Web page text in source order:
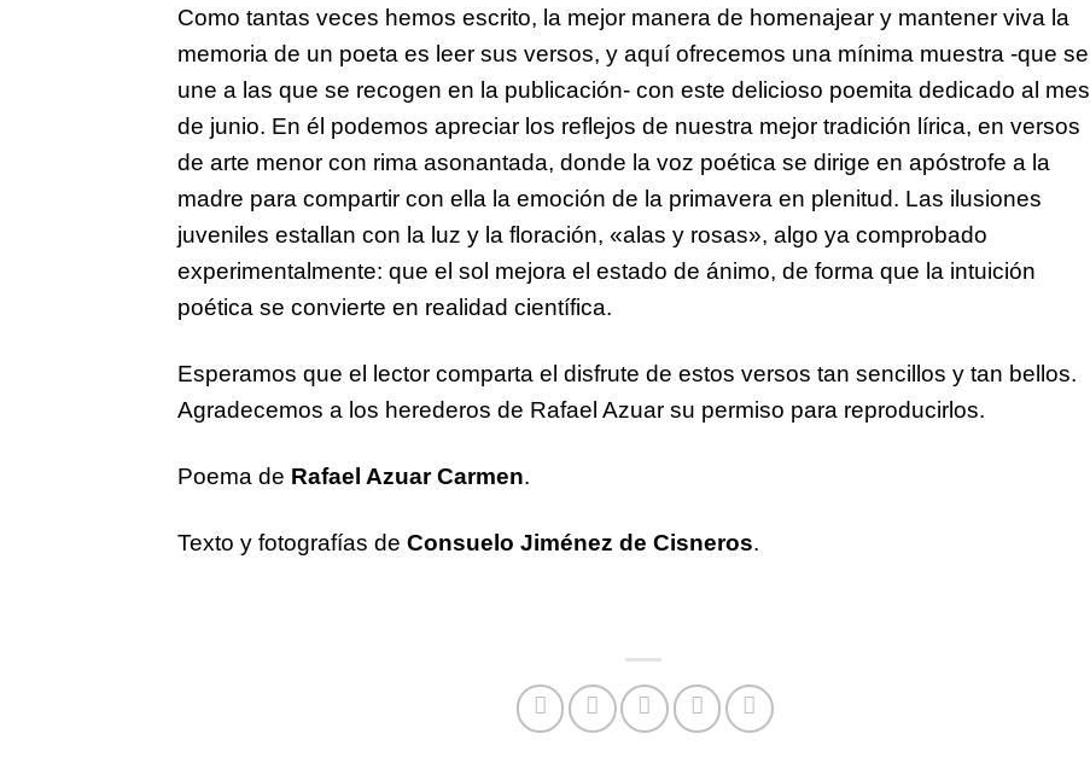
Como tantas veces hemos escrito, la mejor manera de homenajear y mantener viva la
memoria de un poeta es leer sus versos, y aquí ofrecemos una mínima muestra -que se
une a las que se recogen en la publicación- con este delicioso poemita dedicado al mes
de junio. En él podemos apreciar los reflejos de nuestra mejor tradición lírica, en versos
de arte menor con rima asonantada, donde la voz poética se dirige en apóstrofe a la
madre para compartir con ella la emoción de la primavera en plenitud. Las ilusiones
juveniles estallan con la luz y la floración, «alas y rosas», algo ya comprobado
experimentalmente: que el sol mejora el estado de ánimo, de forma que la intuición
poética se convierte en realidad científica.
Esperamos que el lector comparta el disfrute de estos versos tan sencillos y tan bellos.
Agradecemos a los herederos de Rafael Azuar su permiso para reproducirlos.
Poema de Rafael Azuar Carmen.
Texto y fotografías de Consuelo Jiménez de Cisneros.